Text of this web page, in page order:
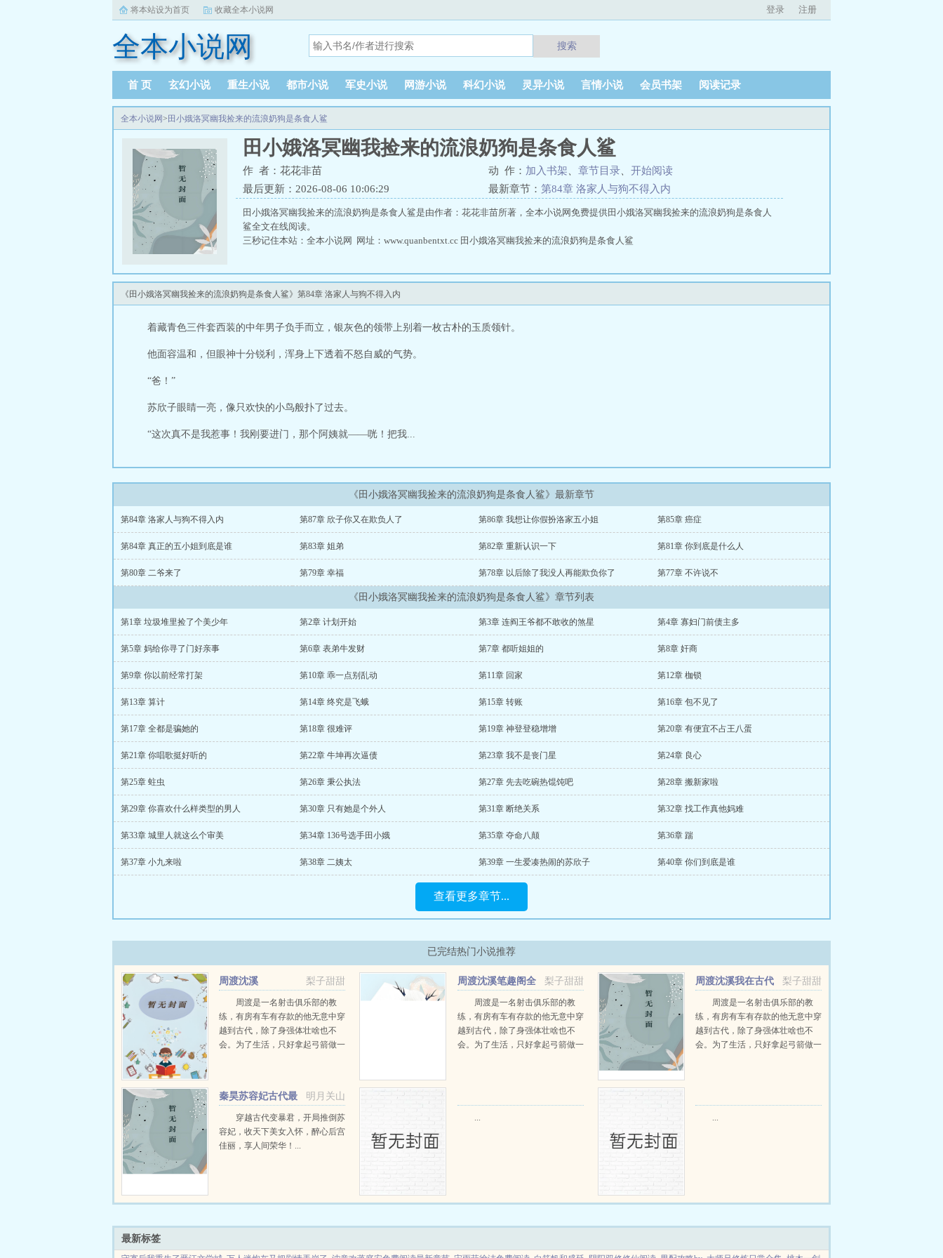
将本站设为首页 收藏全本小说网 登录 注册
全本小说网 搜索
首 页 玄幻小说 重生小说 都市小说 军史小说 网游小说 科幻小说 灵异小说 言情小说 会员书架 阅读记录
全本小说网> 田小娥洛冥幽我捡来的流浪奶狗是条食人鲨
田小娥洛冥幽我捡来的流浪奶狗是条食人鲨
作 者：花花非苗 动 作： 加入书架 章节目录
开始阅读
最后更新：2026-08-06 10:06:29
最新章节： 第84章 洛家人与狗不得入内
田小娥洛冥幽我捡来的流浪奶狗是条食人鲨是由作者：花花非苗所著，全本小说网免费提供田小娥洛冥幽我捡来的流浪奶狗是条食人
鲨全文在线阅读。
三秒记住本站：全本小说网 网址：www.quanbentxt.cc 田小娥洛冥幽我捡来的流浪奶狗是条食人鲨
《田小娥洛冥幽我捡来的流浪奶狗是条食人鲨》第84章 洛家人与狗不得入内
着藏青色三件套西装的中年男子负手而立，银灰色的领带上别着一枚古朴的玉质领针。
他面容温和，但眼神十分锐利，浑身上下透着不怒自威的气势。
“爸！”
苏欣子眼睛一亮，像只欢快的小鸟般扑了过去。
“这次真不是我惹事！我刚要进门，那个阿姨就——咣！把我...
《田小娥洛冥幽我捡来的流浪奶狗是条食人鲨》最新章节
第84章 洛家人与狗不得入内 第87章 欣子你又在欺负人了 第86章 我想让你假扮洛家五小姐 第85章 癌症
第84章 真正的五小姐到底是谁 第83章 姐弟 第82章 重新认识一下 第81章 你到底是什么人
第80章 二爷来了 第79章 幸福 第78章 以后除了我没人再能欺负你了 第77章 不许说不
《田小娥洛冥幽我捡来的流浪奶狗是条食人鲨》章节列表
第1章 垃圾堆里捡了个美少年 第2章 计划开始 第3章 连阎王爷都不敢收的煞星 第4章 寡妇门前债主多
第5章 妈给你寻了门好亲事 第6章 表弟牛发财 第7章 都听姐姐的 第8章 奸商
第9章 你以前经常打架 第10章 乖一点别乱动 第11章 回家 第12章 枷锁
第13章 算计 第14章 终究是飞蛾 第15章 转账 第16章 包不见了
第17章 全都是骗她的 第18章 很难评 第19章 神登登稳增增 第20章 有便宜不占王八蛋
第21章 你唱歌挺好听的 第22章 牛坤再次逼债 第23章 我不是丧门星 第24章 良心
第25章 蛀虫 第26章 秉公执法 第27章 先去吃碗热馄饨吧 第28章 搬新家啦
第29章 你喜欢什么样类型的男人 第30章 只有她是个外人 第31章 断绝关系 第32章 找工作真他妈难
第33章 城里人就这么个审美 第34章 136号选手田小娥 第35章 夺命八颠 第36章 踹
第37章 小九来啦 第38章 二姨太 第39章 一生爱凑热闹的苏欣子 第40章 你们到底是谁
查看更多章节...
已完结热门小说推荐
梨子甜甜
周渡沈溪
周渡是一名射击俱乐部的教
练，有房有车有存款的他无意中穿
越到古代，除了身强体壮啥也不
会。为了生活，只好拿起弓箭做一
渡看着山下的寥寥炊烟，以及那...
梨子甜甜
周渡沈溪笔趣阁全
文免费阅读
周渡是一名射击俱乐部的教
练，有房有车有存款的他无意中穿
越到古代，除了身强体壮啥也不
会。为了生活，只好拿起弓箭做一
梨子甜甜
周渡沈溪我在古代
当猎户小说免费在线阅读
周渡是一名射击俱乐部的教
练，有房有车有存款的他无意中穿
越到古代，除了身强体壮啥也不
会。为了生活，只好拿起弓箭做一
明月关山
秦昊苏容妃古代最
强昏君最新章节在线阅读
穿越古代变暴君，开局推倒苏
容妃，收天下美女入怀，醉心后宫
佳丽，享人间荣华！...
... ...
最新标签